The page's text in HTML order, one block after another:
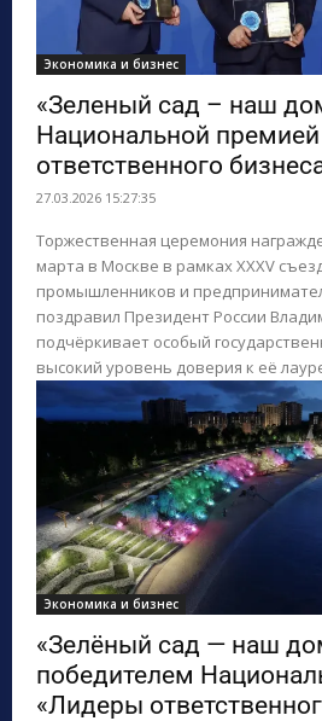
Экономика и бизнес
«Зеленый сад – наш
Национальной
ответственного
27.03.2026 15:27:35
Торжественная церемония
марта в Москве в рамках XXXV
промышленников и
поздравил Президент России
подчёркивает особый
высокий уровень доверия к её
Экономика и бизнес
«Зелёный сад — наш
победителем
«Лидеры